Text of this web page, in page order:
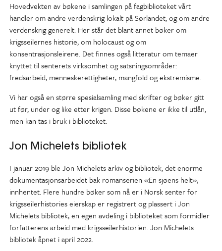
Hovedvekten av bøkene i samlingen på fagbiblioteket vårt
handler om andre verdenskrig lokalt på Sørlandet, og om andre
verdenskrig generelt. Her står det blant annet bøker om
krigsseilernes historie, om holocaust og om
konsentrasjonsleirene. Det finnes også litteratur om temaer
knyttet til senterets virksomhet og satsningsområder:
fredsarbeid, menneskerettigheter, mangfold og ekstremisme.
Vi har også en større spesialsamling med skrifter og bøker gitt
ut før, under og like etter krigen. Disse bøkene er ikke til utlån,
men kan tas i bruk i biblioteket.
Jon Michelets bibliotek
I januar 2019 ble Jon Michelets arkiv og bibliotek, det enorme
dokumentasjonsarbeidet bak romanserien «En sjøens helt»,
innhentet. Flere hundre bøker som nå er i Norsk senter for
krigsseilerhistories eierskap er registrert og plassert i Jon
Michelets bibliotek, en egen avdeling i biblioteket som formidler
forfatterens arbeid med krigsseilerhistorien. Jon Michelets
bibliotek åpnet i april 2022.